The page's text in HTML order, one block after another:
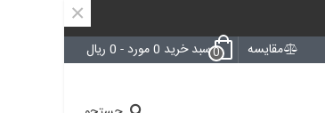
×
مقایسه 0سبد خرید 0مورد - 0 ریال